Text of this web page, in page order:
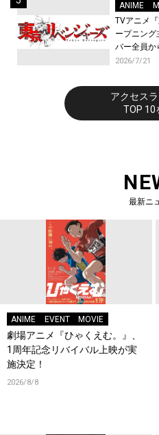
ANIME
TVアニメ
ープニング
バー全員か
トが到着！
2026/7/21
アクセス
TOP 10
最新ニ
ANIME EVENT MOVIE
劇場アニメ『ひゃくえむ。』、
1周年記念リバイバル上映が実
施決定！
2026/8/8